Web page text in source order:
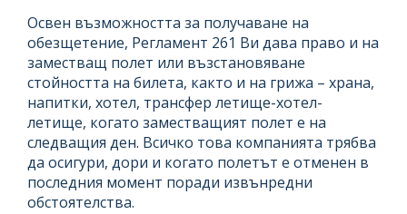
Освен възможността за получаване на
обезщетение, Регламент 261 Ви дава право и на
заместващ полет или възстановяване
стойността на билета, както и на грижа – храна,
напитки, хотел, трансфер летище-хотел-
летище, когато заместващият полет е на
следващия ден. Всичко това компанията трябва
да осигури, дори и когато полетът е отменен в
последния момент поради извънредни
обстоятелства.